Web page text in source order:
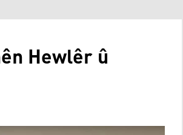
Hewlêr û